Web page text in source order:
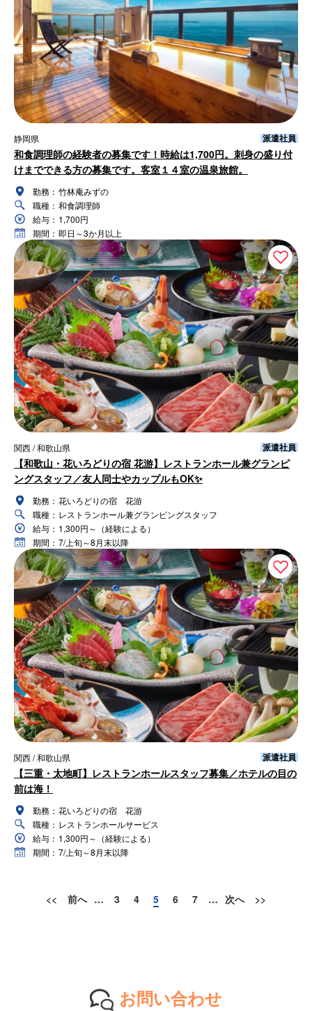
静岡県 派遣社員
和食調理師の経験者の募集です！時給は1,700円。刺身の盛り付
けまでできる方の募集です。客室１４室の温泉旅館。
勤務： 竹林庵みずの
職種： 和食調理師
給与： 1,700円
期間： 即日～3か月以上
関西 / 和歌山県 派遣社員
【和歌山・花いろどりの宿 花游】レストランホール兼グランピ
ングスタッフ／友人同士やカップルもOK✨
勤務： 花いろどりの宿 花游
職種： レストランホール兼グランピングスタッフ
給与： 1,300円～（経験による）
期間： 7/上旬～8月末以降
関西 / 和歌山県 派遣社員
【三重・太地町】レストランホールスタッフ募集／ホテルの目の
前は海！
勤務： 花いろどりの宿 花游
職種： レストランホールサービス
給与： 1,300円～（経験による）
期間： 7/上旬～8月末以降
<< 前へ … 3 4 5 6 7 … 次へ >>
お問い合わせ